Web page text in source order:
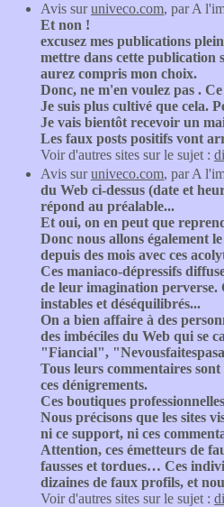
Avis suruniveco.com, par A
Et non !
excusez mes publications
mettre dans cette publication
aurez compris mon choix.
Donc, ne m'en voulez pas .
Je suis plus cultivé que cela.
Je vais bientôt recevoir un
Les faux posts positifs vont
Voir d'autres sites sur le sujet :
Avis suruniveco.com, par A
du Web ci-dessus (date et
répond au préalable...
Et oui, on en peut que
Donc nous allons également
depuis des mois avec ces
Ces maniaco-dépressifs
de leur imagination perverse.
instables et déséquilibrés...
On a bien affaire à des
des imbéciles du Web qui se
"Fiancial",
Tous leurs commentaires
ces dénigrements.
Ces boutiques
Nous précisons que les sites
ni ce support, ni ces
Attention, ces émetteurs de
fausses et tordues… Ces
dizaines de faux profils, et
Voir d'autres sites sur le sujet :